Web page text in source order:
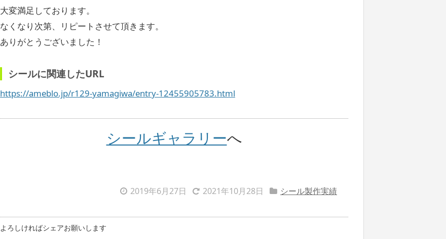
大変満足しております。
なくなり次第、リピートさせて頂きます。
ありがとうございました！
シールに関連したURL
https://ameblo.jp/r129-yamagiwa/entry-12455905783.html
シールギャラリーへ
2019年6月27日 2021年10月28日 シール製作実績
よろしければシェアお願いします